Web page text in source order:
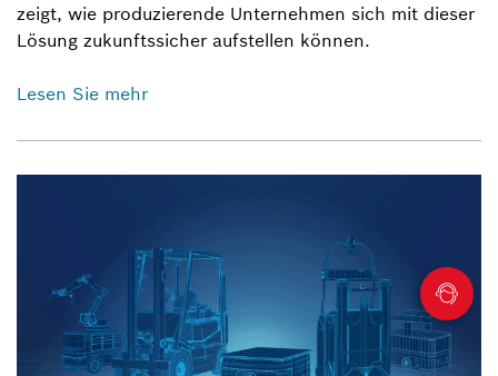
zeigt, wie produzierende Unternehmen sich mit dieser
Lösung zukunftssicher aufstellen können.
Lesen Sie mehr